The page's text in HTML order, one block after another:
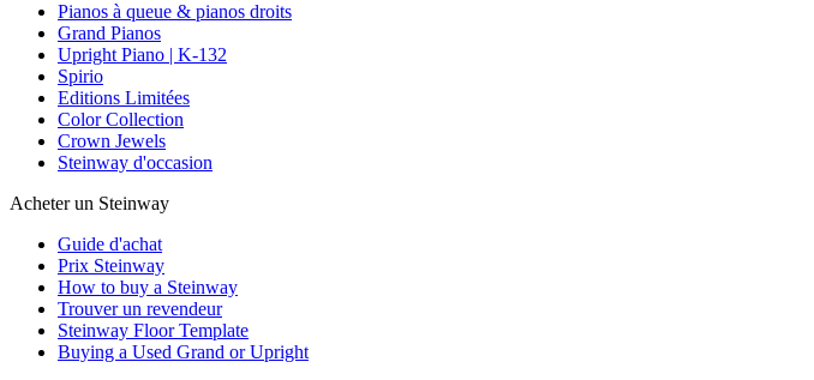
Pianos à queue & pianos droits
Grand Pianos
Upright Piano | K-132
Spirio
Editions Limitées
Color Collection
Crown Jewels
Steinway d'occasion
Acheter un Steinway
Guide d'achat
Prix Steinway
How to buy a Steinway
Trouver un revendeur
Steinway Floor Template
Buying a Used Grand or Upright